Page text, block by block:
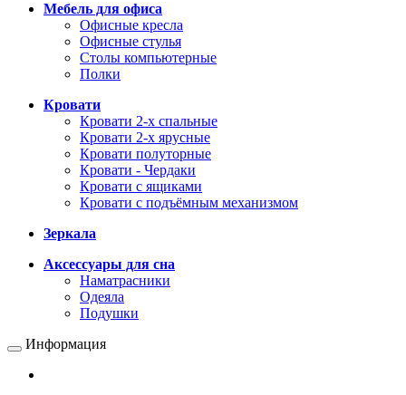
Мебель для офиса
Офисные кресла
Офисные стулья
Столы компьютерные
Полки
Кровати
Кровати 2-х спальные
Кровати 2-х ярусные
Кровати полуторные
Кровати - Чердаки
Кровати с ящиками
Кровати с подъёмным механизмом
Зеркала
Аксессуары для сна
Наматрасники
Одеяла
Подушки
Информация